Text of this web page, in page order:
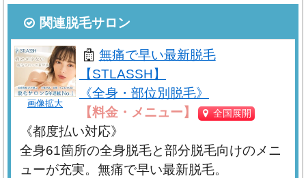
・効果や結果はメリットばかりではなく、
作用等のデメリットもある可能性がありますので注意
する必要があります。
・内容は主観的要素を含む可能性があります
考にされる場合にはバランス的に、より多くの意見や
感想に耳を傾ける必要があります。
は判断しない ようにおすすめします。
と呼ばれる方法を用いて内容、費用、リスク、副作用
等の表示を行います。
３．客観的根拠のない比較やランキング。他の病院ま
たは診療所と比較して優良であることを示す内容を掲
載しない
本ページの内容はあくまで同一クリニック内でのデー
タや商品データであり、他の病院との比較ではありま
せん。（他の病院や商品より優良であるとは限りませ
【リゼクリニック】
「全身脱毛」対応あり
全身脱毛のおすすめプラン
◆『リゼクリニック』とは？
2011年の開院から症例数は668,000件を突
関連脱毛サロン
画像拡大
無痛で早い最新脱毛
【STLASSH】
《全身・部位別脱毛》
【料金・メニュー】
全国展開
《都度払い対応》
全身61箇所の全身脱毛と部分脱毛向けのメニ
ューが充実。無痛で早い最新脱毛。